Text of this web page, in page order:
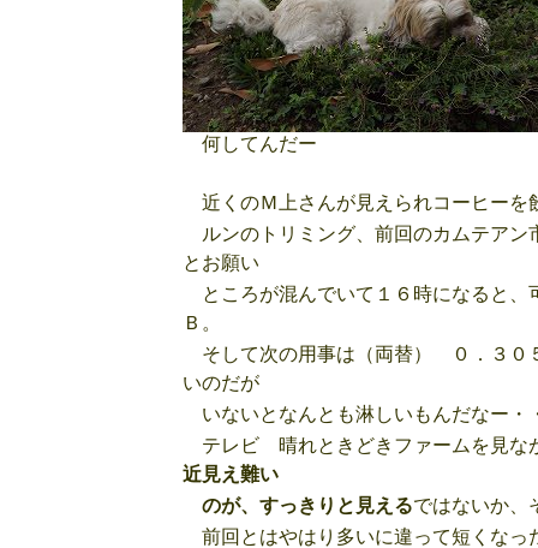
何してんだー
近くのＭ上さんが見えられコーヒーを
ルンのトリミング、前回のカムテア
とお願い
ところが混んでいて１６時になると
Ｂ。
そして次の用事は（両替） ０．３０
いのだが
いないとなんとも淋しいもんだなー・
テレビ 晴れときどきファームを見な
近見え難い
のが、すっきりと見えるではないか、
前回とはやはり多いに違って短くな